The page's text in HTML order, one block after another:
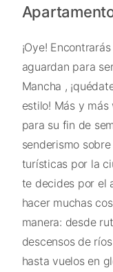
¡Oye!
aguardan para
Mancha ,
estilo! Más y
para su fin de
senderismo
turísticas por la
te decides por el
hacer muchas
manera: desde
descensos de
hasta vuelos en